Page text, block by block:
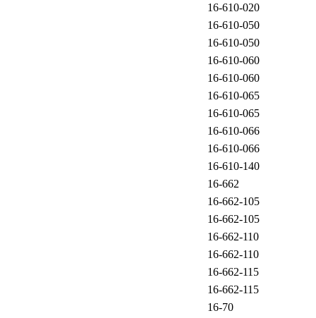
16-610-020
16-610-050
16-610-050
16-610-060
16-610-060
16-610-065
16-610-065
16-610-066
16-610-066
16-610-140
16-662
16-662-105
16-662-105
16-662-110
16-662-110
16-662-115
16-662-115
16-70